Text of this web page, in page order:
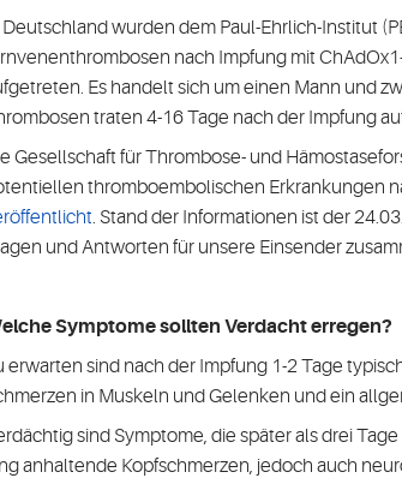
Deutschland wurden dem Paul-Ehrlich-Institut
nach Impfung mit
Es handelt sich um einen Mann und
traten 4-16 Tage nach der Impfung
Gesellschaft für Thrombose- und
thromboembolischen Erkrankungen
. Stand der Informationen ist der
und Antworten für unsere Einsender
Symptome sollten Verdacht erregen?
erwarten sind nach der Impfung 1-2 Tage
in Muskeln und Gelenken und ein
sind Symptome, die später als drei
anhaltende Kopfschmerzen, jedoch auch